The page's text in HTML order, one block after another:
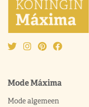
Mode Máxima
Mode algemeen